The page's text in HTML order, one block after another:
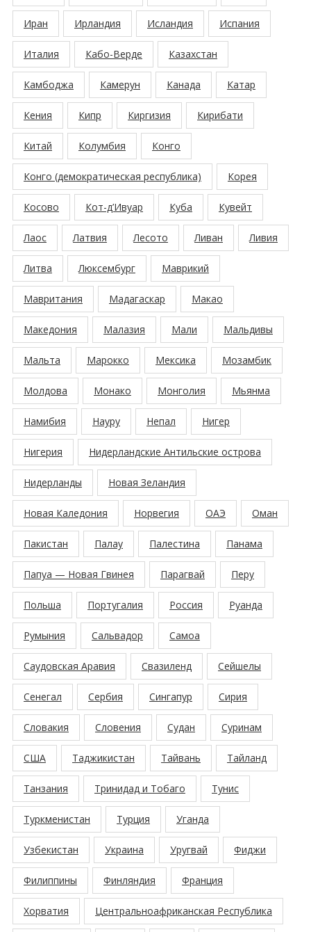
Иран Ирландия Исландия Испания
Италия Кабо-Верде Казахстан
Камбоджа Камерун Канада Катар
Кения Кипр Киргизия Кирибати
Китай Колумбия Конго
Конго (демократическая республика) Корея
Косово Кот-д’Ивуар Куба Кувейт
Лаос Латвия Лесото Ливан Ливия
Литва Люксембург Маврикий
Мавритания Мадагаскар Макао
Македония Малазия Мали Мальдивы
Мальта Марокко Мексика Мозамбик
Молдова Монако Монголия Мьянма
Намибия Науру Непал Нигер
Нигерия Нидерландские Антильские острова
Нидерланды Новая Зеландия
Новая Каледония Норвегия ОАЭ Оман
Пакистан Палау Палестина Панама
Папуа — Новая Гвинея Парагвай Перу
Польша Португалия Россия Руанда
Румыния Сальвадор Самоа
Саудовская Аравия Свазиленд Сейшелы
Сенегал Сербия Сингапур Сирия
Словакия Словения Судан Суринам
США Таджикистан Тайвань Тайланд
Танзания Тринидад и Тобаго Тунис
Туркменистан Турция Уганда
Узбекистан Украина Уругвай Фиджи
Филиппины Финляндия Франция
Хорватия Центральноафриканская Республика